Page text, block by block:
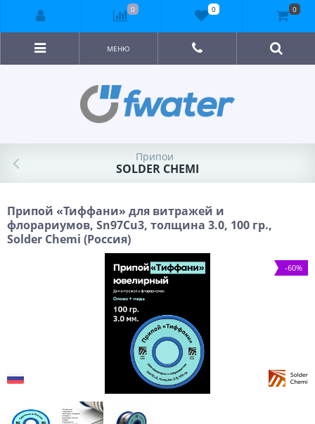
МЕНЮ
Припои
SOLDER CHEMI
Припой «Тиффани» для витражей и
флорариумов, Sn97Cu3, толщина 3.0, 100 гр.,
Solder Chemi (Россия)
-60%
0 0 0